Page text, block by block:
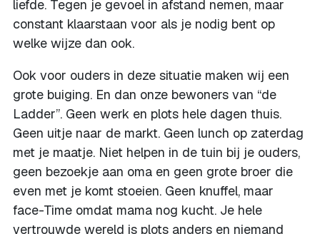
liefde. Tegen je gevoel in afstand nemen, maar
constant klaarstaan voor als je nodig bent op
welke wijze dan ook.
Ook voor ouders in deze situatie maken wij een
grote buiging. En dan onze bewoners van “de
Ladder”. Geen werk en plots hele dagen thuis.
Geen uitje naar de markt. Geen lunch op zaterdag
met je maatje. Niet helpen in de tuin bij je ouders,
geen bezoekje aan oma en geen grote broer die
even met je komt stoeien. Geen knuffel, maar
face-Time omdat mama nog kucht. Je hele
vertrouwde wereld is plots anders en niemand